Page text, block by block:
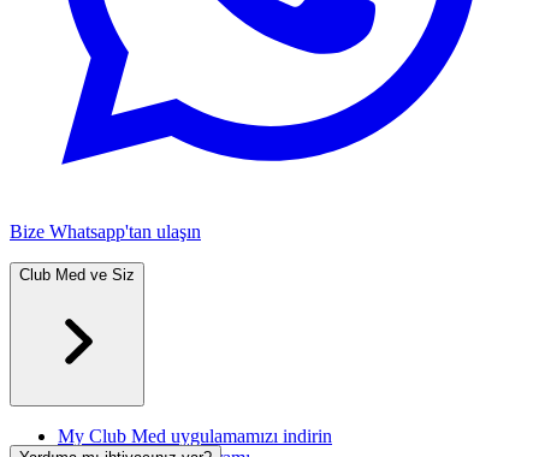
Bize Whatsapp'tan ulaşın
Club Med ve Siz
My Club Med uygulamamızı indirin